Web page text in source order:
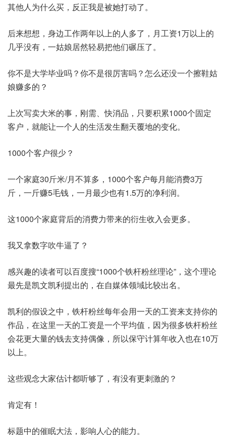
其他人为什么买，反正我是被她打动了。
后来想想，身边工作两年以上的人多了，月工资1万以上的
几乎没有，一姑娘居然轻易把他们碾压了。
你不是大学毕业吗？你不是很厉害吗？怎么还没一个擦鞋姑
娘赚多的？
上次写卖大米的事，刚需、快消品，只要积累1000个固定
客户，就能让一个人的生活发生翻天覆地的变化。
1000个客户很少？
一个家庭30斤米/月不算多，1000个客户每月能消费3万
斤，一斤赚5毛钱，一月最少也有1.5万的净利润。
这1000个家庭背后的消费力带来的衍生收入会更多。
我又拿数字吹牛逼了？
感兴趣的读者可以百度搜“1000个铁杆粉丝理论”，这个理论
最先是凯文凯利提出的，在自媒体领域比较出名。
凯利的假设之中，铁杆粉丝每年会用一天的工资来支持你的
作品，在这里一天的工资是一个平均值，因为很多铁杆粉丝
会花更大量的钱去支持偶像，所以保守计算年收入也在10万
以上。
这些观念大家估计都听够了，有没有更刺激的？
肯定有！
标题中的催眠大法，影响人心的能力。